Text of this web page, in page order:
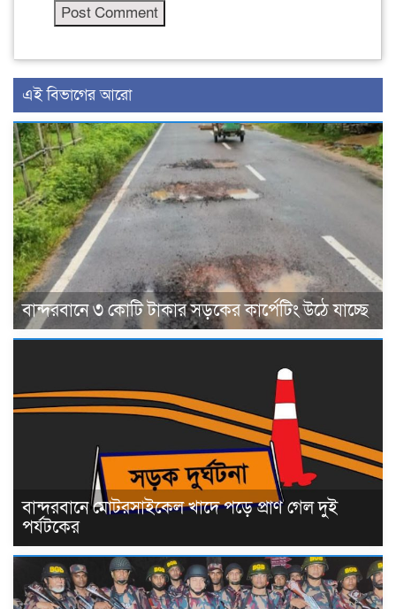
এই বিভাগের আরো
বান্দরবানে ৩ কোটি টাকার সড়কের কার্পেটিং উঠে যাচ্ছে
বান্দরবানে মোটরসাইকেল খাদে পড়ে প্রাণ গেল দুই
পর্যটকের